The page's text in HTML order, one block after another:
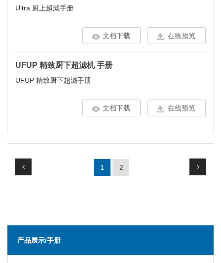
Ultra 厨上超滤手册
文档下载 在线预览
UFUP 精致厨下超滤机 手册
UFUP 精致厨下超滤手册
文档下载 在线预览
1 2
产品展示/手册